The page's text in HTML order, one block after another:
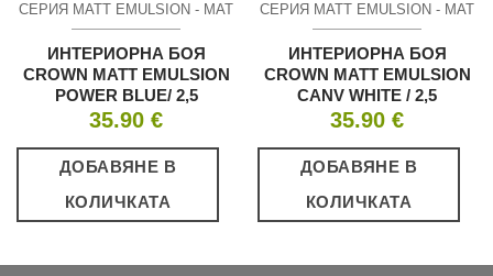
СЕРИЯ MATT EMULSION - МАТ
ИНТЕРИОРНА БОЯ
CROWN MATT EMULSION
POWER BLUE/ 2,5
35.90 €
ДОБАВЯНЕ В
КОЛИЧКАТА
СЕРИЯ MATT EMULSION - МАТ
ИНТЕРИОРНА БОЯ
CROWN MATT EMULSION
CANV WHITE / 2,5
35.90 €
ДОБАВЯНЕ В
КОЛИЧКАТА